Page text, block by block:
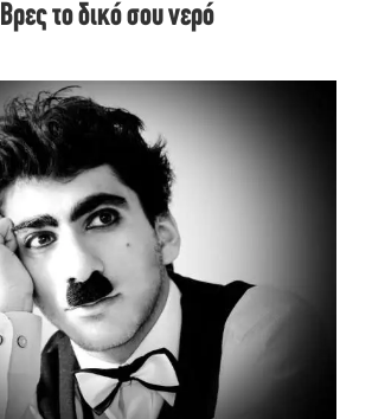
Βρες το δικό σου νερό